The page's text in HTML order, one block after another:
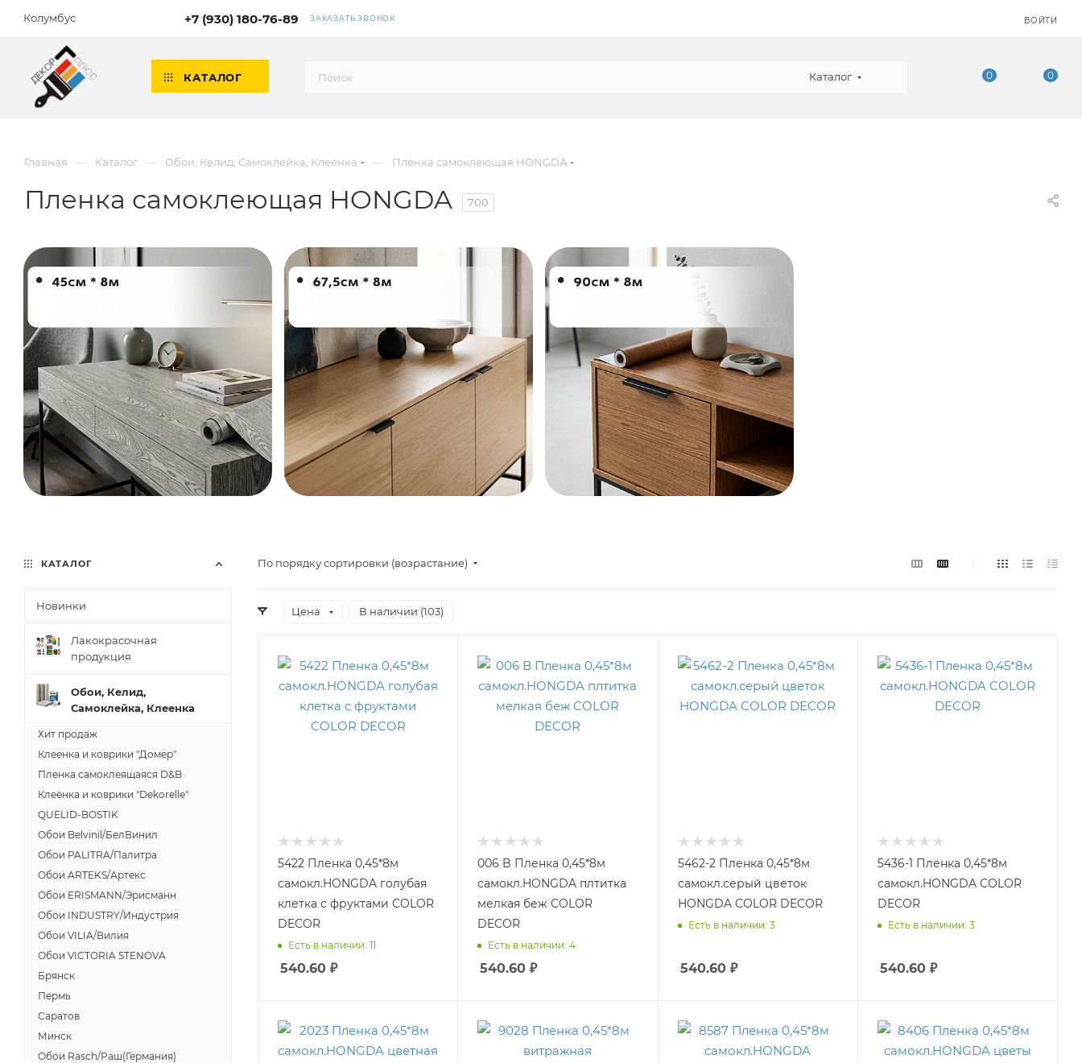
Колумбус +7 (930) 180-76-89 ЗАКАЗАТЬ ЗВОНОК ВОЙТИ
КАТАЛОГ Каталог 0 0
Главная — Каталог — Обои, Келид, Самоклейка, Клеенка — Пленка самоклеющая HONGDA
Пленка самоклеющая HONGDA 700
По порядку сортировки (возрастание)
Цена В наличии (103)
5422 Пленка 0,45*8м
самокл.HONGDA голубая
клетка с фруктами COLOR
DECOR
Есть в наличии: 11
540.60 ₽
006 B Пленка 0,45*8м
самокл.HONGDA плтитка
мелкая беж COLOR
DECOR
Есть в наличии: 4
540.60 ₽
5462-2 Пленка 0,45*8м
самокл.серый цветок
HONGDA COLOR DECOR
Есть в наличии: 3
540.60₽
5436-1 Пленка 0,45*8м
самокл.HONGDA COLOR
DECOR
Есть в наличии: 3
540.60₽
КАТАЛОГ
Новинки
Лакокрасочная
продукция
Обои, Келид,
Самоклейка, Клеенка
Хит продаж
Клеенка и коврики "Домер"
Пленка самоклеящаяся D&B
Клеёнка и коврики "Dekorelle"
QUELID-BOSTIK
Обои Belvinil/БелВинил
Обои PALITRA/Палитра
Обои ARTEKS/Артекс
Обои ERISMANN/Эрисманн
Обои INDUSTRY/Индустрия
Обои VILIA/Вилия
Обои VICTORIA STENOVA
Брянск
Пермь
Саратов
Минск
Обои Rasch/Раш(Германия)